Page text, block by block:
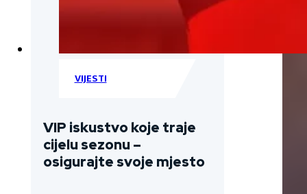
VIJESTI
VIP iskustvo koje traje
cijelu sezonu –
osigurajte svoje mjesto